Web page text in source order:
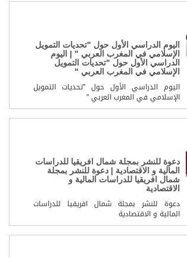
اليوم الدراسي الأول حول "تحديات التمويل
الإسلامي في المغرب العربي " | اليوم
الدراسي الأول حول "تحديات التمويل
الإسلامي في المغرب العربي "
اليوم الدراسي الأول حول "تحديات التمويل
الإسلامي في المغرب العربي "
دعوة للنشر بمجلة شمال افريقيا للدراسات
المالية و الاقتصادية | دعوة للنشر بمجلة
شمال افريقيا للدراسات المالية و
الاقتصادية
دعوة للنشر بمجلة شمال افريقيا للدراسات
المالية و الاقتصادية